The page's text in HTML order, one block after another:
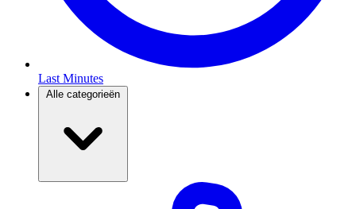
Last Minutes
Alle categorieën